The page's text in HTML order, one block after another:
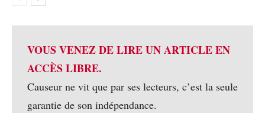
VOUS VENEZ DE LIRE UN ARTICLE EN
ACCÈS LIBRE.
Causeur ne vit que par ses lecteurs, c’est la seule
garantie de son indépendance.